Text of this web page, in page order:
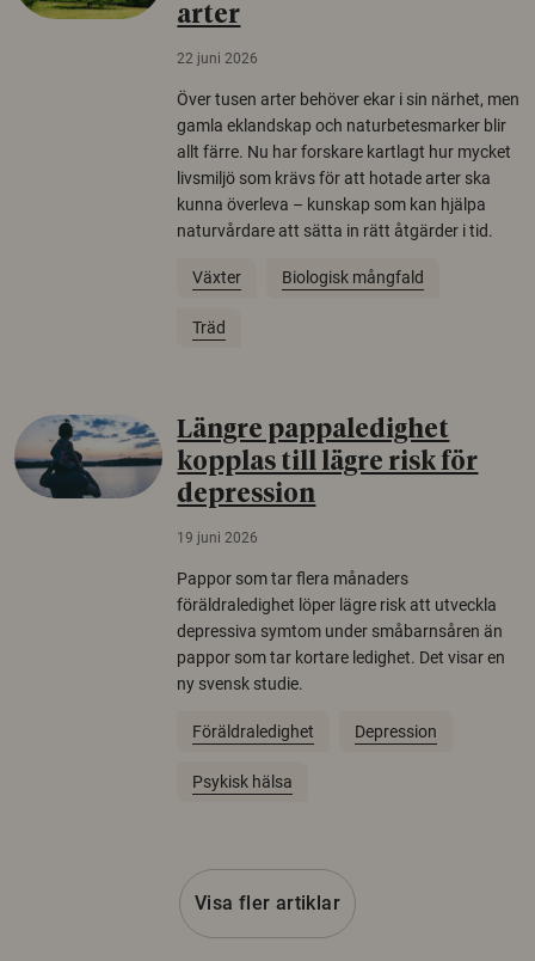
arter
22 juni 2026
Över tusen arter behöver ekar i sin närhet, men
gamla eklandskap och naturbetesmarker blir
allt färre. Nu har forskare kartlagt hur mycket
livsmiljö som krävs för att hotade arter ska
kunna överleva – kunskap som kan hjälpa
naturvårdare att sätta in rätt åtgärder i tid.
Växter Biologisk mångfald
Träd
Längre pappaledighet
kopplas till lägre risk för
depression
19 juni 2026
Pappor som tar flera månaders
föräldraledighet löper lägre risk att utveckla
depressiva symtom under småbarnsåren än
pappor som tar kortare ledighet. Det visar en
ny svensk studie.
Föräldraledighet Depression
Psykisk hälsa
Visa fler artiklar